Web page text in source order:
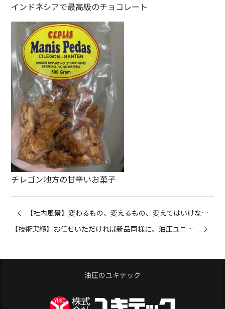
インドネシアで最高級のチョコレート
チレゴン地方の甘辛いお菓子
【社内風景】変わるもの、変えるもの、変えてはいけないもの。季節の節目に思うこと
【技術実績】お任せいただければ新品同様に。油圧ユニットのメンテナンス実績
油圧のユキテック